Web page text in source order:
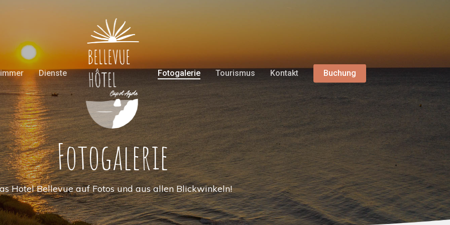
Dienste Fotogalerie Tourismus Kontakt Buchung
Fotogalerie
Hotel Bellevue auf Fotos und aus allen Blickwinkeln!